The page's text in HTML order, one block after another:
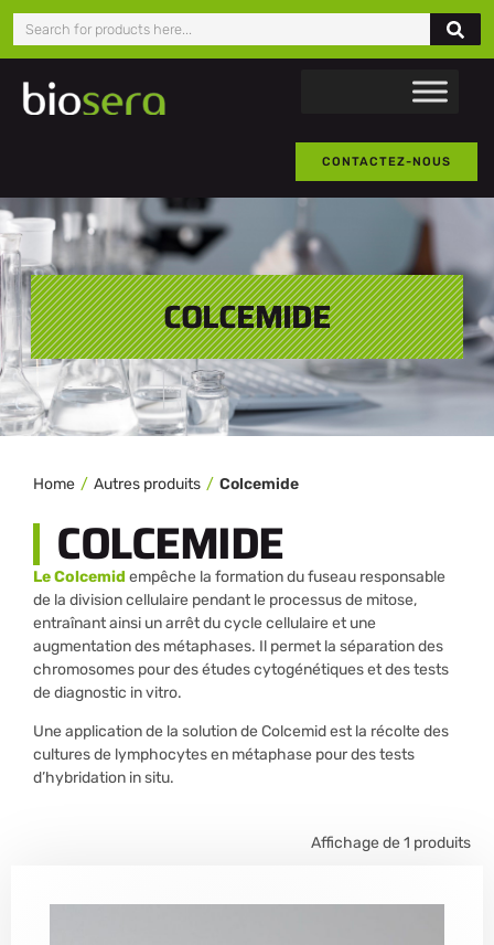
CONTACTEZ-NOUS
COLCEMIDE
Home Autres produits Colcemide
COLCEMIDE
Le Colcemid empêche la formation du fuseau responsable
de la division cellulaire pendant le processus de mitose,
entraînant ainsi un arrêt du cycle cellulaire et une
augmentation des métaphases. Il permet la séparation des
chromosomes pour des études cytogénétiques et des tests
de diagnostic in vitro.
Une application de la solution de Colcemid est la récolte des
cultures de lymphocytes en métaphase pour des tests
d’hybridation in situ.
Affichage de 1 produits